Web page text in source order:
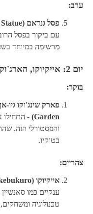
ערב:
פסל גנדאם (Gundam Statue)
מרשימה במיוחד
יום 2: אייקיוקו, הארג'וקו ושיבויה
בוקר:
Garden) - התחילו
והפסטורלי הזה,
בטוקיו.
צהריים:
אייקיוקו (Ikebukuro)
ענקיים כמו
טכנולוגיה